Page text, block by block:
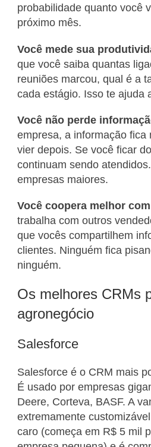
probabilidade quanto você
próximo mês.
Você mede sua
que você saiba quantas
reuniões marcou, qual é a
cada estágio. Isso te ajuda
Você não perde
empresa, a informação fica
vier depois. Se você ficar
continuam sendo
empresas maiores.
Você coopera melhor
trabalha com outros
que vocês compartilhem
clientes. Ninguém fica
ninguém.
Os melhores CRMs
agronegócio
Salesforce
Salesforce é o CRM mais
É usado por empresas
Deere, Corteva, BASF. A
extremamente
caro (começa em R$ 5 mil